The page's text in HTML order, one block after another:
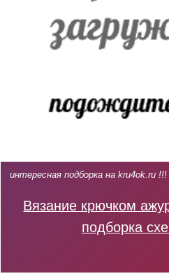
интересная подборка на kru4ok.ru !!!
Вязание крючком
подборка